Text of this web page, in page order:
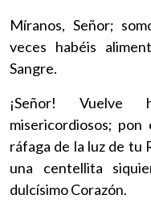
Míranos, Señor;
veces habéis
Sangre.
¡Señor! Vuelve
misericordiosos; pon
ráfaga de la luz de tu
una centellita
dulcísimo Corazón.